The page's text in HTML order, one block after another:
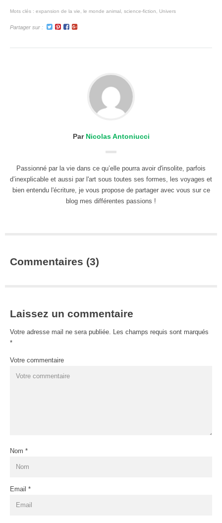
Mots clés : expansion de la vie le monde animal science-fiction Univers
Partager sur :
Par Nicolas Antoniucci
Passionné par la vie dans ce qu’elle pourra avoir d'insolite, parfois
d’inexplicable et aussi par l'art sous toutes ses formes, les voyages et
bien entendu l'écriture, je vous propose de partager avec vous sur ce
blog mes différentes passions !
Commentaires (3)
Laissez un commentaire
Votre adresse mail ne sera publiée. Les champs requis sont marqués
*
Votre commentaire
Nom *
Email *